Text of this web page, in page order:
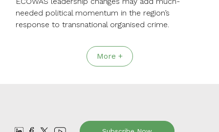
needed political momentum in the region’s
response to transnational organised crime.
More +